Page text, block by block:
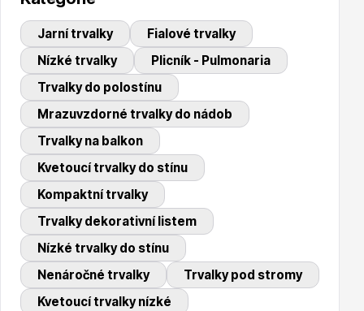
Trvalky
Bylinky do kuchyně
Živé ploty
Jarní trvalky
Fialové trvalky
Nízké trvalky
Plicník - Pulmonaria
Trvalky do polostínu
Mrazuvzdorné trvalky do nádob
Trvalky na balkon
Kvetoucí trvalky do stínu
Kompaktní trvalky
Trvalky dekorativní listem
Nízké trvalky do stínu
Nenáročné trvalky
Trvalky pod stromy
Kvetoucí trvalky nízké